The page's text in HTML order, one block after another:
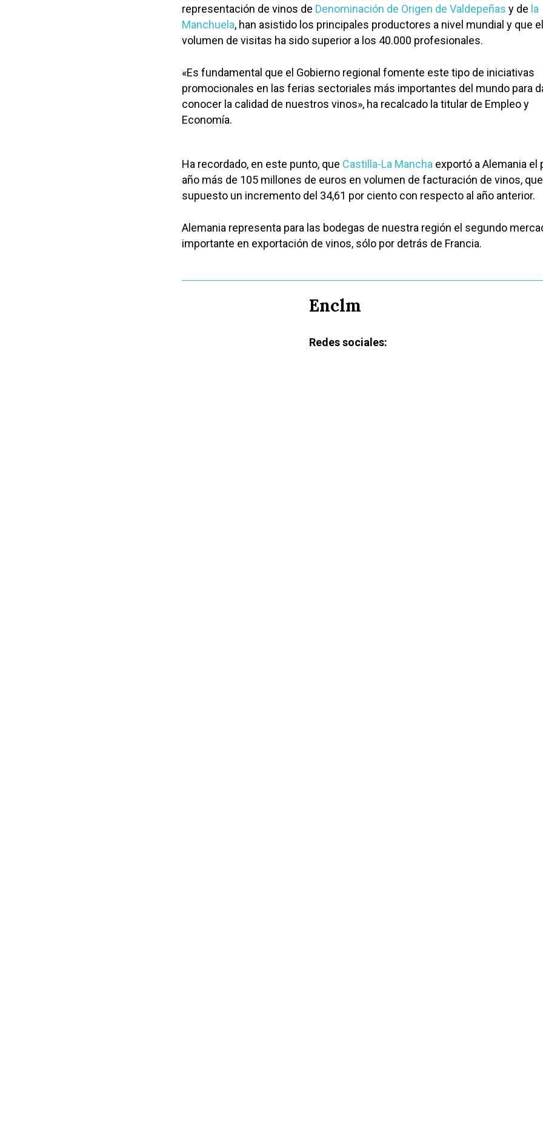
representación de vinos de Denominación de Origen de Valdepeñas y de la
Manchuela, han asistido los principales productores a nivel mundial y que el
volumen de visitas ha sido superior a los 40.000 profesionales.
«Es fundamental que el Gobierno regional fomente este tipo de iniciativas
promocionales en las ferias sectoriales más importantes del mundo para
conocer la calidad de nuestros vinos», ha recalcado la titular de Empleo y
Economía.
Ha recordado, en este punto, que Castilla-La Mancha exportó a Alemania el
año más de 105 millones de euros en volumen de facturación de vinos,
supuesto un incremento del 34,61 por ciento con respecto al año anterior.
Alemania representa para las bodegas de nuestra región el segundo
importante en exportación de vinos, sólo por detrás de Francia.
Enclm
Redes sociales: